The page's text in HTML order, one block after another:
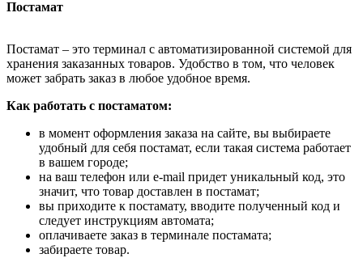
Постамат
Постамат – это терминал с автоматизированной системой для
хранения заказанных товаров. Удобство в том, что человек
может забрать заказ в любое удобное время.
Как работать с постаматом:
в момент оформления заказа на сайте, вы выбираете
удобный для себя постамат, если такая система работает
в вашем городе;
на ваш телефон или e-mail придет уникальный код, это
значит, что товар доставлен в постамат;
вы приходите к постамату, вводите полученный код и
следует инструкциям автомата;
оплачиваете заказ в терминале постамата;
забираете товар.